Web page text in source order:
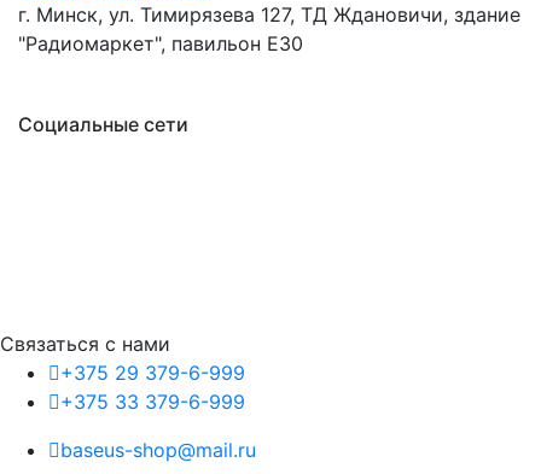
г. Минск, ул. Тимирязева 127, ТД Ждановичи, здание
"Радиомаркет", павильон E30
Социальные сети
Связаться с нами
+375 29 379-6-999
+375 33 379-6-999
baseus-shop@mail.ru